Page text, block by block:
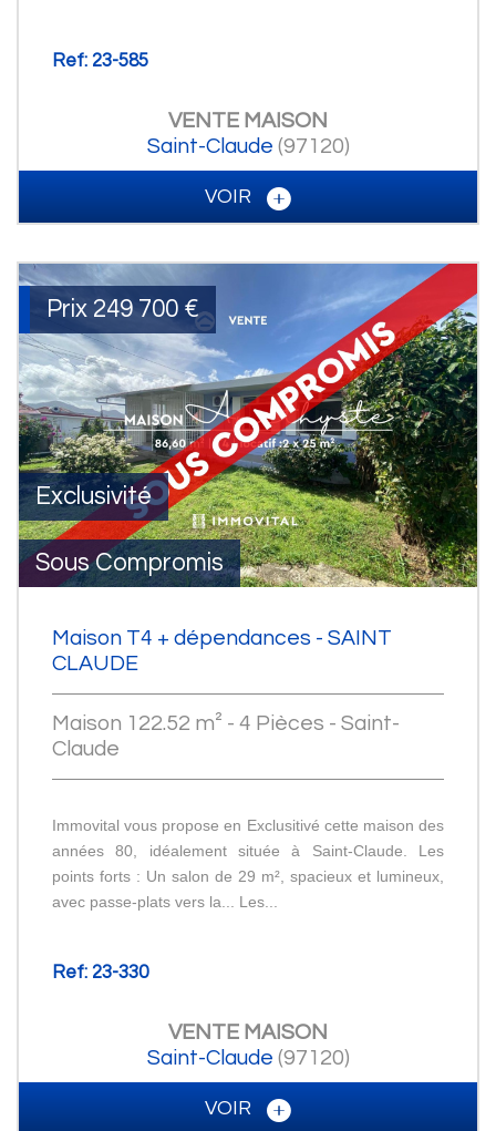
Ref: 23-585
VENTE MAISON
Saint-Claude (97120)
VOIR
Sous Compromis
Exclusivité
Prix 249 700 €
Maison T4 + dépendances - SAINT
CLAUDE
Maison 122.52 m² - 4 Pièces - Saint-
Claude
Immovital vous propose en Exclusitivé cette maison des
années 80, idéalement située à Saint-Claude. Les
points forts : Un salon de 29 m², spacieux et lumineux,
avec passe-plats vers la... Les...
Ref: 23-330
VENTE MAISON
Saint-Claude (97120)
VOIR